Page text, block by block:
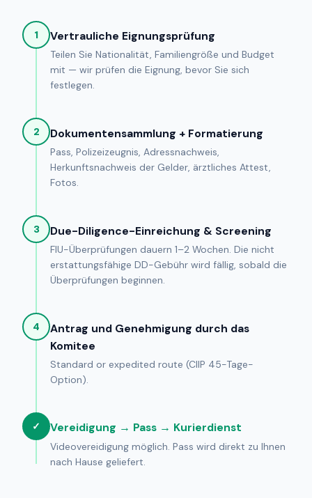
1 Vertrauliche Eignungsprüfung
Teilen Sie Nationalität, Familiengröße und Budget
mit — wir prüfen die Eignung, bevor Sie sich
festlegen.
2 Dokumentensammlung + Formatierung
Pass, Polizeizeugnis, Adressnachweis,
Herkunftsnachweis der Gelder, ärztliches Attest,
Fotos.
3 Due-Diligence-Einreichung & Screening
FIU-Überprüfungen dauern 1–2 Wochen. Die nicht
erstattungsfähige DD-Gebühr wird fällig, sobald die
Überprüfungen beginnen.
4
Antrag und Genehmigung durch das
Komitee
Standard or expedited route (CIIP 45-Tage-
Option).
✓ Vereidigung → Pass → Kurierdienst
Videovereidigung möglich. Pass wird direkt zu Ihnen
nach Hause geliefert.